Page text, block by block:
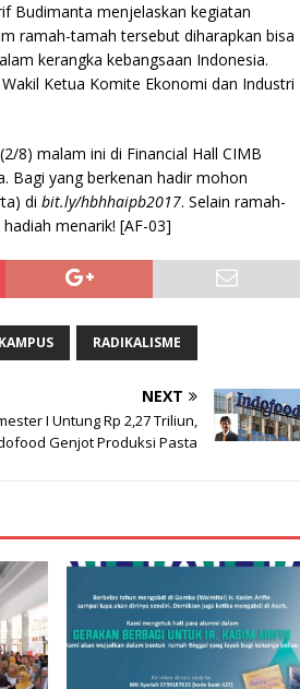
Budimanta menjelaskan kegiatan
ramah-tamah tersebut diharapkan bisa
kerangka kebangsaan Indonesia.
Ketua Komite Ekonomi dan Industri
8) malam ini di Financial Hall CIMB
Bagi yang berkenan hadir mohon
di bit.ly/hbhhaipb2017. Selain ramah-
menarik! [AF-03]
KAMPUS RADIKALISME
NEXT
I Untung Rp 2,27 Triliun,
Genjot Produksi Pasta